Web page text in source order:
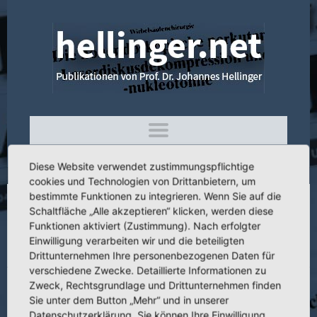
3.105 Möglichkeiten der Beinverlängerung
an der unteren Extremität bei
Pseudoarthrosen
Diese Website verwendet zustimmungspflichtige
cookies und Technologien von Drittanbietern, um
bestimmte Funktionen zu integrieren. Wenn Sie auf die
Schaltfläche „Alle akzeptieren“ klicken, werden diese
Funktionen aktiviert (Zustimmung). Nach erfolgter
Einwilligung verarbeiten wir und die beteiligten
Drittunternehmen Ihre personenbezogenen Daten für
verschiedene Zwecke. Detaillierte Informationen zu
Zweck, Rechtsgrundlage und Drittunternehmen finden
Sie unter dem Button „Mehr“ und in unserer